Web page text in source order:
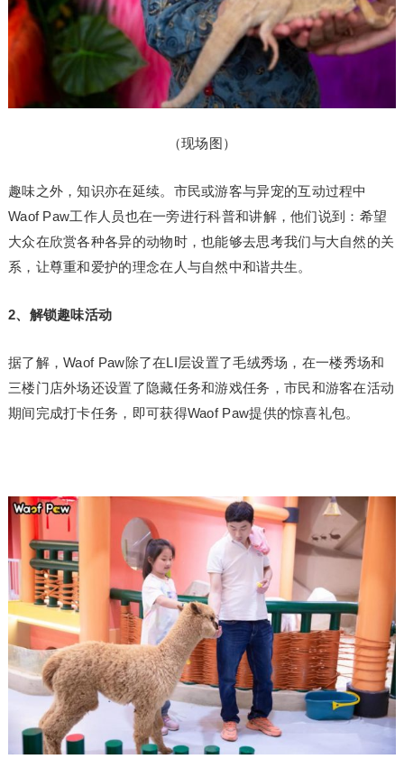
（现场图）
趣味之外，知识亦在延续。市民或游客与异宠的互动过程中
Waof Paw工作人员也在一旁进行科普和讲解，他们说到：希望
大众在欣赏各种各异的动物时，也能够去思考我们与大自然的关
系，让尊重和爱护的理念在人与自然中和谐共生。
2、解锁趣味活动
据了解，Waof Paw除了在LI层设置了毛绒秀场，在一楼秀场和
三楼门店外场还设置了隐藏任务和游戏任务，市民和游客在活动
期间完成打卡任务，即可获得Waof Paw提供的惊喜礼包。